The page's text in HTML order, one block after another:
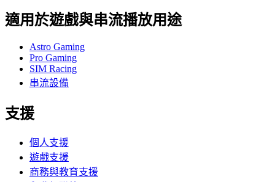
適用於遊戲與串流播放用途
Astro Gaming
Pro Gaming
SIM Racing
串流設備
支援
個人支援
遊戲支援
商務與教育支援